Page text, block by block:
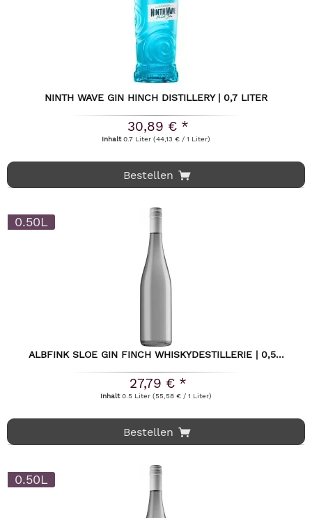
NINTH WAVE GIN HINCH DISTILLERY | 0,7 LITER
30,89 € *
Inhalt0.7 Liter(44,13 € / 1 Liter)
Bestellen
0.50L
ALBFINK SLOE GIN FINCH WHISKYDESTILLERIE | 0,5...
27,79 € *
Inhalt0.5 Liter(55,58 € / 1 Liter)
Bestellen
0.50L